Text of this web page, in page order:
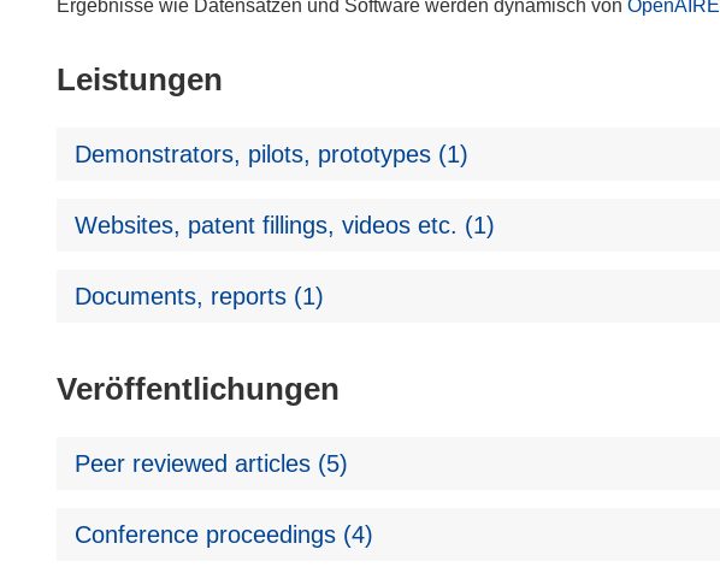
Ergebnisse wie Datensätzen und Software werden dynamisch von OpenAIRE
Leistungen
Demonstrators, pilots, prototypes (1)
Websites, patent fillings, videos etc. (1)
Documents, reports (1)
Veröffentlichungen
Peer reviewed articles (5)
Conference proceedings (4)